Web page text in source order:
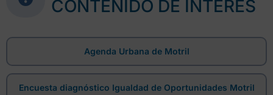
CONTENIDO DE INTERÉS
Agenda Urbana de Motril
Encuesta diagnóstico Igualdad de Oportunidades Motril